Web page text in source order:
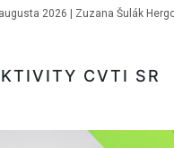
2026 | Zuzana Šulák
CVTI SR